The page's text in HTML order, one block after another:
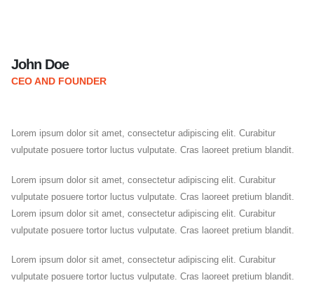
John Doe
CEO AND FOUNDER
Lorem ipsum dolor sit amet, consectetur adipiscing elit. Curabitur
vulputate posuere tortor luctus vulputate. Cras laoreet pretium blandit.
Lorem ipsum dolor sit amet, consectetur adipiscing elit. Curabitur
vulputate posuere tortor luctus vulputate. Cras laoreet pretium blandit.
Lorem ipsum dolor sit amet, consectetur adipiscing elit. Curabitur
vulputate posuere tortor luctus vulputate. Cras laoreet pretium blandit.
Lorem ipsum dolor sit amet, consectetur adipiscing elit. Curabitur
vulputate posuere tortor luctus vulputate. Cras laoreet pretium blandit.